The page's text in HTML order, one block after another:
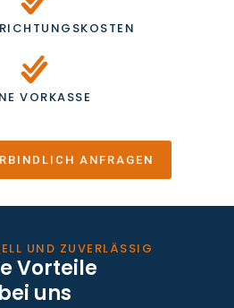
VORKASSE
ANFRAGEN
UND ZUVERLÄSSIG
Vorteile
bei uns